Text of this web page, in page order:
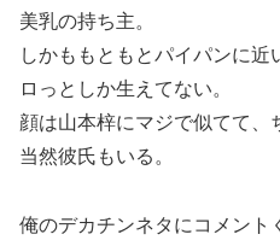
美乳の持ち主。
しかももともとパイパンに近
ロっとしか生えてない。
顔は山本梓にマジで似てて、
当然彼氏もいる。
俺のデカチンネタにコメント